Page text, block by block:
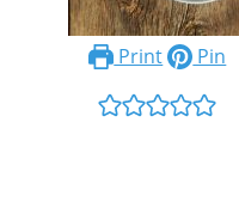
Print Pin